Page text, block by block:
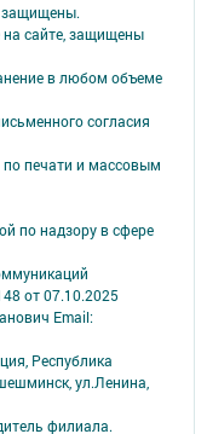
защищены.
сайте, защищены
в любом объеме
согласия
по печати и массовым
по надзору в сфере
от 07.10.2025
Email:
Республика
ул.Ленина,
филиала.